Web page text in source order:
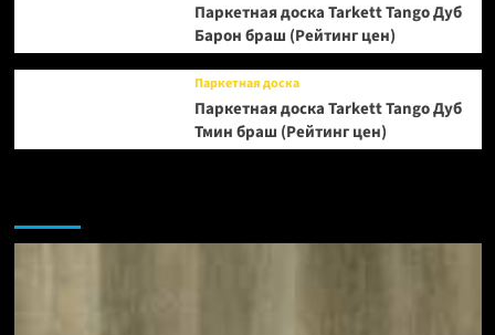
Паркетная доска Tarkett Tango Дуб
Барон браш (Рейтинг цен)
Паркетная доска
Паркетная доска Tarkett Tango Дуб
Тмин браш (Рейтинг цен)